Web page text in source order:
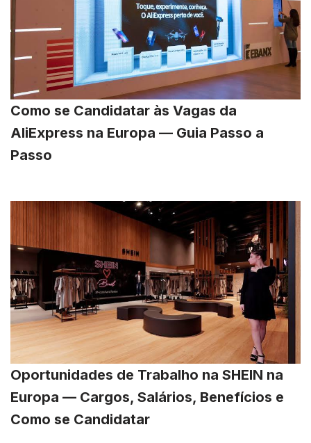
Como se Candidatar às Vagas da
AliExpress na Europa — Guia Passo a
Passo
Oportunidades de Trabalho na SHEIN na
Europa — Cargos, Salários, Benefícios e
Como se Candidatar